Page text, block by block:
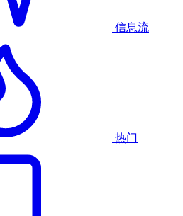
信息流
热门